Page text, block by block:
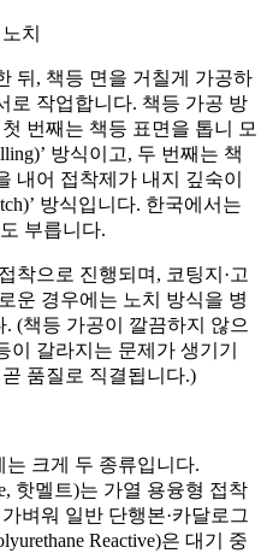
치
뒤, 책등 면을 거칠게 가공하
로 작업합니다. 책등 가공 방
번째는 책등 표면을 톱니 모
방식이고, 두 번째는 책
내어 접착제가 내지 깊숙이
방식입니다. 한국에서는
부릅니다.
착으로 진행되며, 코팅지·고
운 경우에는 노치 방식을 병
(책등 가공이 깔끔하지 않으
이 갈라지는 문제가 생기기
품질로 직결됩니다.)
크게 두 종류입니다.
핫멜트)는 가열 용융형 접착
벼워 일반 단행본·카달로그
Reactive)은 대기 중